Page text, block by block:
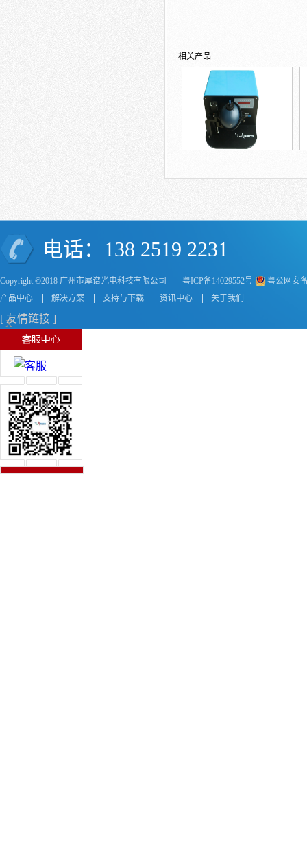
相关产品
[ 友情链接 ]
产品中心 解决方案 支持与下载 资讯中心 关于我们
Copyright ©2018 广州市犀谱光电科技有限公司 粤ICP备14029552号 粤公网安
电话：138 2519 2231
X